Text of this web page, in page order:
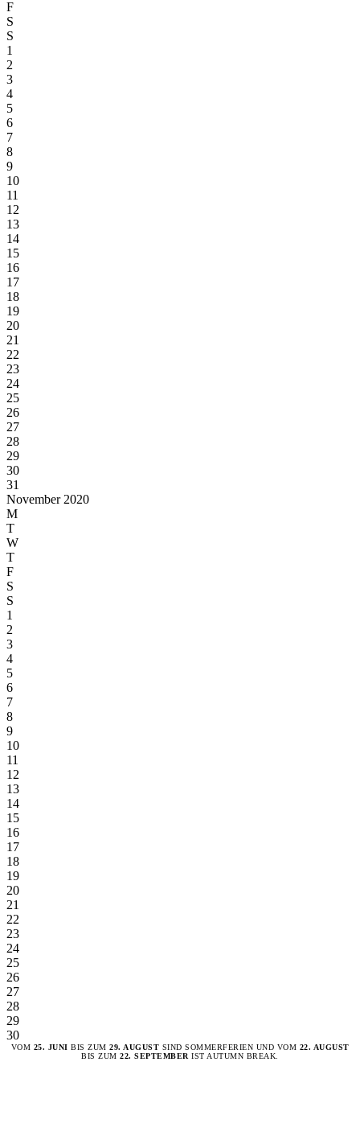
F
S
S
1
2
3
4
5
6
7
8
9
10
11
12
13
14
15
16
17
18
19
20
21
22
23
24
25
26
27
28
29
30
31
November 2020
M
T
W
T
F
S
S
1
2
3
4
5
6
7
8
9
10
11
12
13
14
15
16
17
18
19
20
21
22
23
24
25
26
27
28
29
30
VOM 25. JUNI BIS ZUM 29. AUGUST SIND SOMMERFERIEN UND VOM 22. AUGUST
BIS ZUM22. SEPTEMBER IST AUTUMN BREAK.